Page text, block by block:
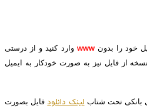
خود را بدون www وارد کنید و از درستی
از فایل نیز به صورت خودکار به ایمیل
بانکی تحت شتاب لینک دانلود فایل بصورت